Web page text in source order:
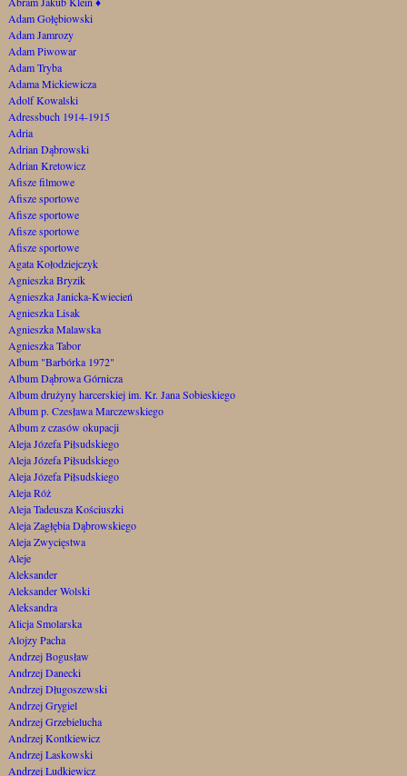
Adam Gołębiowski
Adam Jamrozy
Adam Piwowar
Adam Tryba
Adama Mickiewicza
Adolf Kowalski
Adressbuch 1914-1915
Adria
Adrian Dąbrowski
Adrian Kretowicz
Afisze filmowe
Afisze sportowe
Afisze sportowe
Afisze sportowe
Afisze sportowe
Agata Kołodziejczyk
Agnieszka Bryzik
Agnieszka Janicka-Kwiecień
Agnieszka Lisak
Agnieszka Malawska
Agnieszka Tabor
Album "Barbórka 1972"
Album Dąbrowa Górnicza
Album drużyny harcerskiej im. Kr. Jana Sobieskiego
Album p. Czesława Marczewskiego
Album z czasów okupacji
Aleja Józefa Piłsudskiego
Aleja Józefa Piłsudskiego
Aleja Józefa Piłsudskiego
Aleja Róż
Aleja Tadeusza Kościuszki
Aleja Zagłębia Dąbrowskiego
Aleja Zwycięstwa
Aleje
Aleksander
Aleksander Wolski
Aleksandra
Alicja Smolarska
Alojzy Pacha
Andrzej Bogusław
Andrzej Danecki
Andrzej Długoszewski
Andrzej Grygiel
Andrzej Grzebielucha
Andrzej Kontkiewicz
Andrzej Laskowski
Andrzej Ludkiewicz